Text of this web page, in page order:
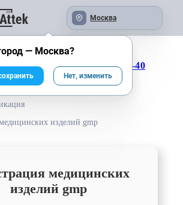
Москва
8 800 333-25-40
изделий gmp
медицинских
изделий gmp
— Москва?
Нет, изменить